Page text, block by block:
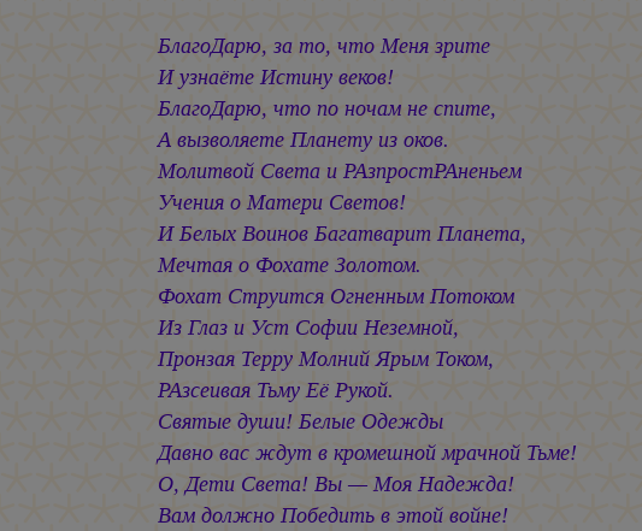
БлагоДарю, за то, что Меня зрите
И узнаёте Истину веков!
БлагоДарю, что по ночам не спите,
А вызволяете Планету из оков.
Молитвой Света и РАзпростРАненьем
Учения о Матери Светов!
И Белых Воинов Багатварит Планета,
Мечтая о Фохате Золотом.
Фохат Струится Огненным Потоком
Из Глаз и Уст Софии Неземной,
Пронзая Терру Молний Ярым Током,
РАзсеивая Тьму Её Рукой.
Святые души! Белые Одежды
Давно вас ждут в кромешной мрачной Тьме!
О, Дети Света! Вы — Моя Надежда!
Вам должно Победить в этой войне!